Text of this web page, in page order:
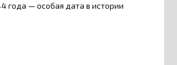
года — особая дата в истории